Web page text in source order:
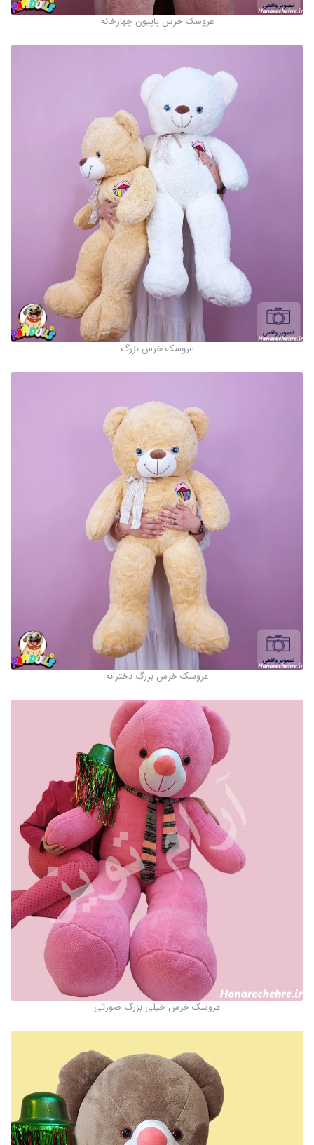
عروسک خرس پاپیون چهارخانه
عروسک خرس بزرگ
عروسک خرس بزرگ دخترانه
عروسک خرس خیلی بزرگ صورتی